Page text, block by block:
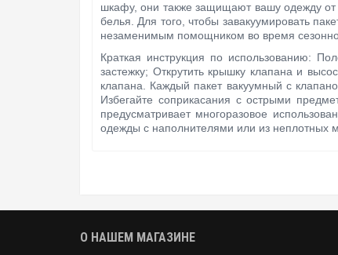
шкафу, они также защищают вашу одежду от
белья. Для того, чтобы завакуумировать
незаменимым помощником во время
Краткая инструкция по использованию:
застежку; Открутить крышку клапана и
клапана. Каждый пакет вакуумный с
Избегайте соприкасания с острыми
предусматривает многоразовое
одежды с наполнителями или из неплотных
О НАШЕМ МАГАЗИНЕ